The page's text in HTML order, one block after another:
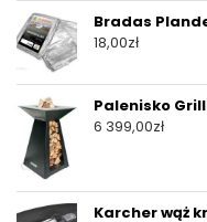
Bradas
18,00zł
Palenisko
6 399,00zł
Karcher wąż